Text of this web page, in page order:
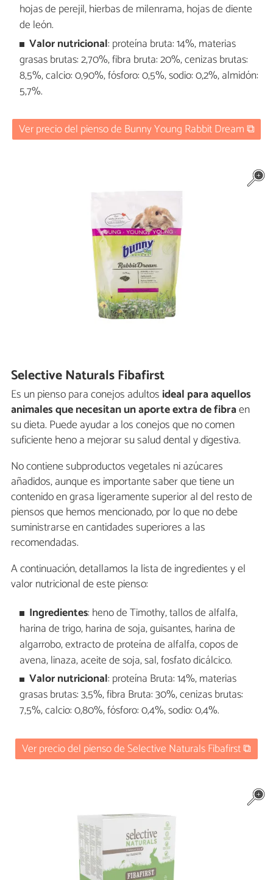
hojas de perejil, hierbas de milenrama, hojas de diente
de león.
Valor nutricional: proteína bruta: 14%, materias
grasas brutas: 2,70%, fibra bruta: 20%, cenizas brutas:
8,5%, calcio: 0,90%, fósforo: 0,5%, sodio: 0,2%, almidón:
5,7%.
Ver precio del pienso de Bunny Young Rabbit Dream ⧉
Selective Naturals Fibafirst
Es un pienso para conejos adultos ideal para aquellos
animales que necesitan un aporte extra de fibraen
su dieta. Puede ayudar a los conejos que no comen
suficiente heno a mejorar su salud dental y digestiva.
No contiene subproductos vegetales ni azúcares
añadidos, aunque es importante saber que tiene un
contenido en grasa ligeramente superior al del resto de
piensos que hemos mencionado, por lo que no debe
suministrarse en cantidades superiores a las
recomendadas.
A continuación, detallamos la lista de ingredientes y el
valor nutricional de este pienso:
Ingredientes: heno de Timothy, tallos de alfalfa,
harina de trigo, harina de soja, guisantes, harina de
algarrobo, extracto de proteína de alfalfa, copos de
avena, linaza, aceite de soja, sal, fosfato dicálcico.
Valor nutricional: proteína Bruta: 14%, materias
grasas brutas: 3,5%, fibra Bruta: 30%, cenizas brutas:
7,5%, calcio: 0,80%, fósforo: 0,4%, sodio: 0,4%.
Ver precio del pienso de Selective Naturals Fibafirst ⧉